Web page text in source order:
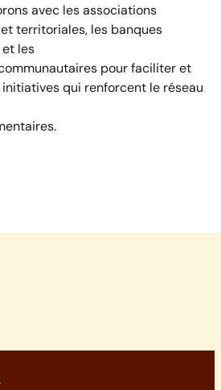
avec les associations
territoriales, les banques
les
pour faciliter et
qui renforcent le réseau